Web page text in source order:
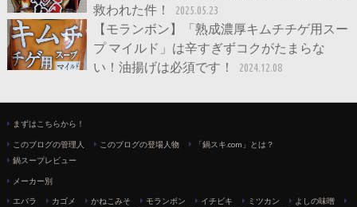
救われた件！
2025.05.23
【モランボン】「熟成濃厚キムチチゲ用スー
プ マイルド」は辛すぎずコクがたまらな
い！油揚げは必須です！
2024.12.08
まずはこちらから！
このブログの管理人 このブログの登場人物
「鍋スキ.com」とは？
鍋スープレビュー
メーカー別
エバラ カゴメ かねこみそ モランボン イチビキ ミツカン
よしの味噌